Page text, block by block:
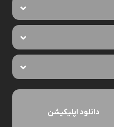
دانلود اپلیکیشن